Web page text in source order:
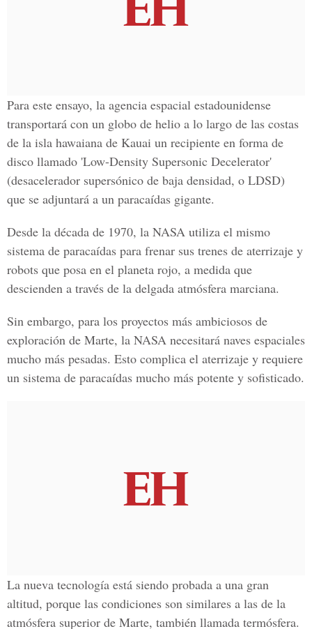
Para este ensayo, la agencia espacial estadounidense
transportará con un globo de helio a lo largo de las costas
de la isla hawaiana de Kauai un recipiente en forma de
disco llamado 'Low-Density Supersonic Decelerator'
(desacelerador supersónico de baja densidad, o LDSD)
que se adjuntará a un paracaídas gigante.
Desde la década de 1970, la NASA utiliza el mismo
sistema de paracaídas para frenar sus trenes de aterrizaje y
robots que posa en el planeta rojo, a medida que
descienden a través de la delgada atmósfera marciana.
Sin embargo, para los proyectos más ambiciosos de
exploración de Marte, la NASA necesitará naves espaciales
mucho más pesadas. Esto complica el aterrizaje y requiere
un sistema de paracaídas mucho más potente y sofisticado.
La nueva tecnología está siendo probada a una gran
altitud, porque las condiciones son similares a las de la
atmósfera superior de Marte, también llamada termósfera.